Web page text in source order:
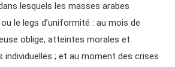
lesquels les masses arabes
le legs d’uniformité : au mois de
oblige, atteintes morales et
individuelles ; et au moment des crises